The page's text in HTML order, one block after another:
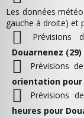
Les données
gauche à droite) et
Prévisions
Douarnenez (29)
Prévisions de
orientation pour
Prévisions de
heures pour